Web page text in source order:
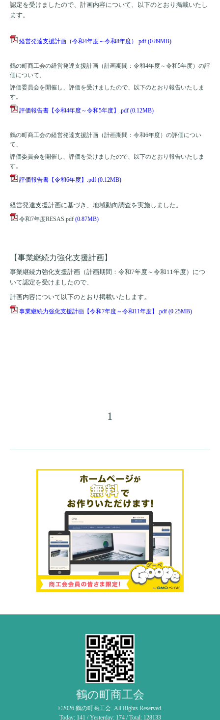
認定を受けましたので、計画内容について、以下のとおり掲載いたし
ます。
経営発達支援計画（令和4年度～令和8年度）.pdf (0.89MB)
鶴の町商工会の経営発達支援計画（計画期間：令和4年度～令和5年度）の評
価について、
評価委員会を開催し、評価を受けましたので、以下のとおり報告いたしま
す。
評価報告書【令和4年度～令和5年度】.pdf (0.12MB)
鶴の町商工会の経営発達支援計画（計画期間：令和6年度）の評価につい
て、
評価委員会を開催し、評価を受けましたので、以下のとおり報告いたしま
す。
評価報告書【令和6年度】.pdf (0.12MB)
経営発達支援計画に基づき、地域動向調査を実施しました。
令和7年度RESAS.pdf (0.87MB)
【事業継続力強化支援計画】
事業継続力強化支援計画（計画期間：令和7年度～令和11年度）につ
いて認定を受けましたので、
計画内容について以下のとおり掲載いたします 。
事業継続力強化支援計画【令和7年度～令和11年度】.pdf (0.25MB)
1
鶴の町商工会
©2026 鶴の町商工会. All Rights Reserved.
Today: 141 / Yesterday: 174/ Total: 128133